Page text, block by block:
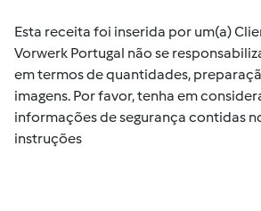
Esta receita foi inserida por um(a)
Vorwerk Portugal não se
em termos de quantidades,
imagens. Por favor, tenha em
informações de segurança contidas
instruções